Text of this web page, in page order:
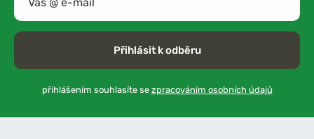
Přihlásit k odběru
přihlášením souhlasíte se zpracováním osobních údajů